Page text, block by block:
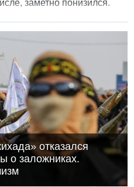
заметно понизился.
отказался
о заложниках.